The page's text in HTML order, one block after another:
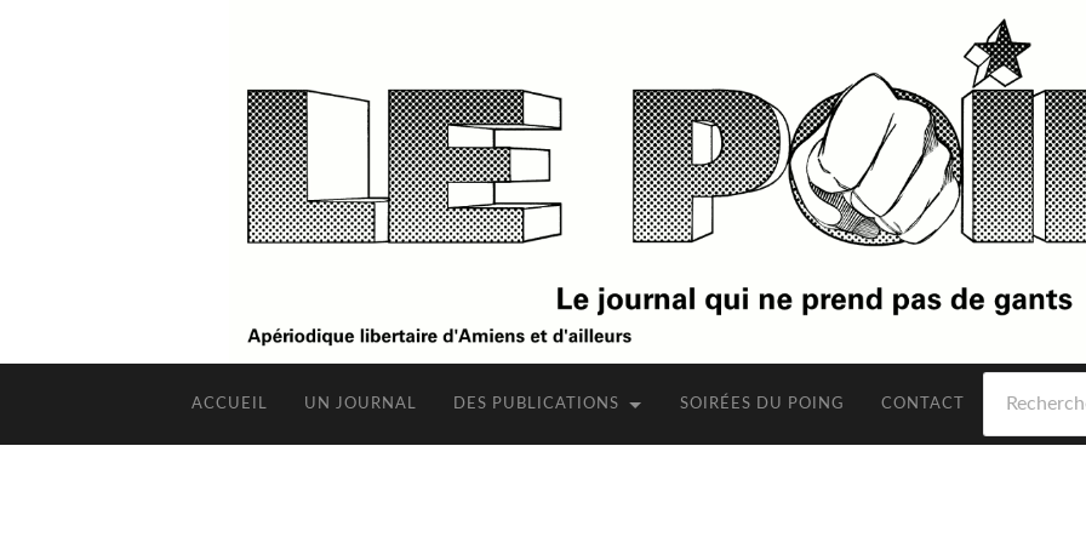
ACCUEIL UN JOURNAL DES PUBLICATIONS SOIRÉES DU POING CONTACT